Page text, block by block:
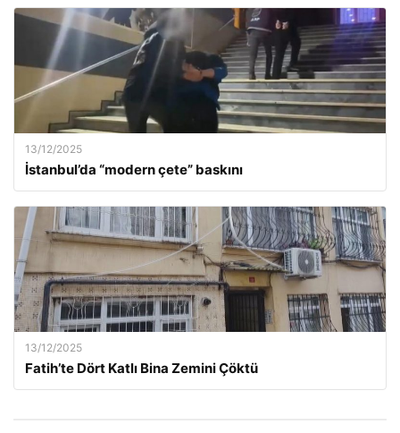
13/12/2025
İstanbul’da “modern çete” baskını
13/12/2025
Fatih’te Dört Katlı Bina Zemini Çöktü